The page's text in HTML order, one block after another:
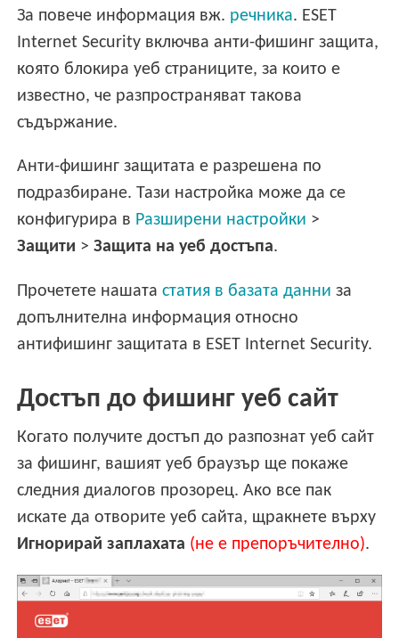
За повече информация вж. речника. ESET
Internet Security включва анти-фишинг защита,
която блокира уеб страниците, за които е
известно, че разпространяват такова
съдържание.
Анти-фишинг защитата е разрешена по
подразбиране. Тази настройка може да се
конфигурира в Разширени настройки >
Защити >Защита на уеб достъпа.
Прочетете нашатастатия в базата данни за
допълнителна информация относно
антифишинг защитата в ESET Internet Security.
Достъп до фишинг уеб сайт
Когато получите достъп до разпознат уеб сайт
за фишинг, вашият уеб браузър ще покаже
следния диалогов прозорец. Ако все пак
искате да отворите уеб сайта, щракнете върху
Игнорирай заплахата (не е препоръчително).